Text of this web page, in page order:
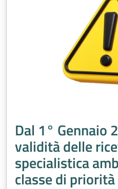
Dal 1° Gennaio
validità delle
specialistica
classe di